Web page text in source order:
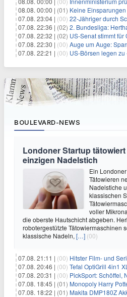
08.08. 00:00 | (01) Keine Einsparungen
07.08. 23:04 | (00) 22-Jähriger durch
07.08. 22:36 | (02) 2. Bundesliga:
07.08. 22:32 | (02) US-Senat stimmt für
07.08. 22:30 | (00) Auge um Auge: Spanien
07.08. 22:21 | (00) US-Börsen legen zu -
BOULEVARD-NEWS
Londoner Startup
einzigen Nadelstich
Ein
Tätowieren
Nadelstiche
klassischen
voller
die oberste Hautschicht abgeben.
robotergestützte Tätowiermaschinen
klassische Nadeln, […] (00)
07.08. 21:11 | (00) Hitster Film- und Serien-
07.08. 20:46 | (00) Tefal OptiGrill 4in1 XL
07.08. 20:31 | (00) PickSport: Schöffel,
07.08. 18:45 | (01) Monopoly Harry
07.08. 18:22 | (01) Makita DMP180Z